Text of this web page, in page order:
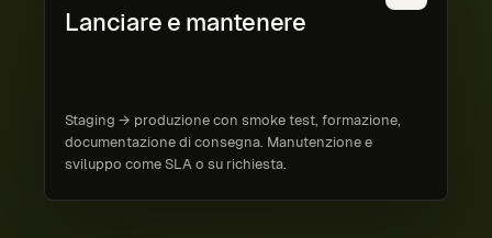
Lanciare e mantenere
Staging → produzione con smoke test, formazione,
documentazione di consegna. Manutenzione e
sviluppo come SLA o su richiesta.